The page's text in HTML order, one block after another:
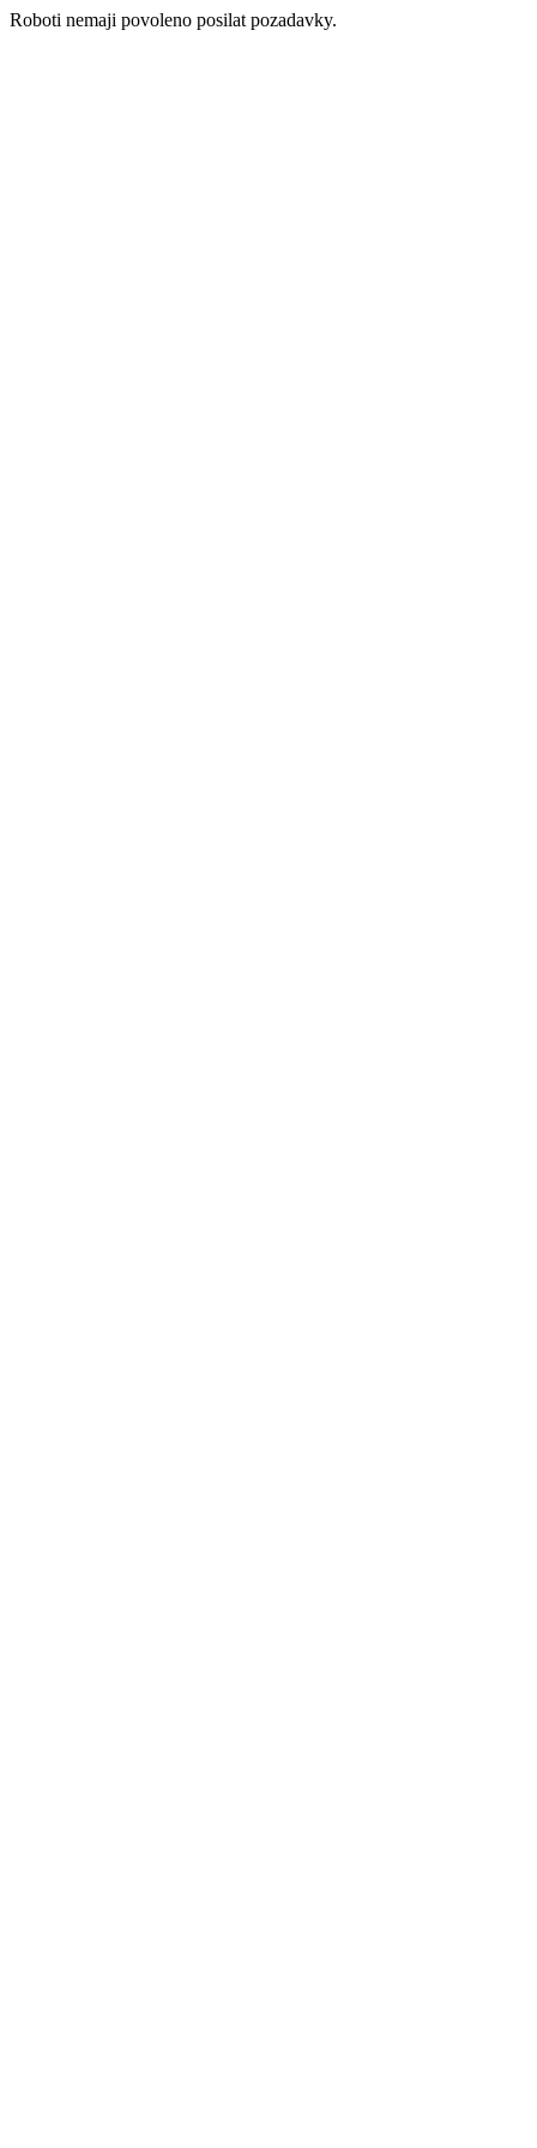
Roboti nemaji povoleno posilat pozadavky.